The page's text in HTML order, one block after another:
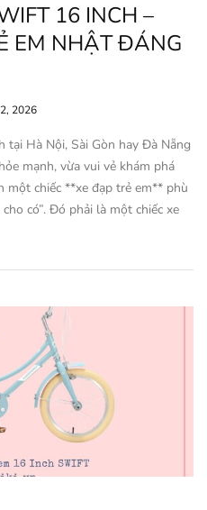
16 INCH –
EM NHẬT ĐÁNG
2026
tại Hà Nội, Sài Gòn hay Đà Nẵng
mạnh, vừa vui vẻ khám phá
một chiếc **xe đạp trẻ em** phù
có”. Đó phải là một chiếc xe